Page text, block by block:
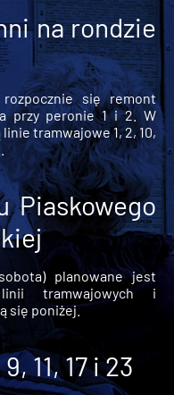
na rondzie
się remont
przy peronie 1 i 2. W
tramwajowe 1, 2, 10,
Piaskowego
planowane jest
tramwajowych i
się poniżej.
11, 17 i 23